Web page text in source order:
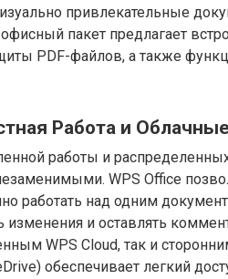
привлекательные
пакет предлагает
PDF-файлов, а также
Работа и
работы и
WPS Office
работать над одним
изменения и оставлять
WPS Cloud, так и
обеспечивает легкий